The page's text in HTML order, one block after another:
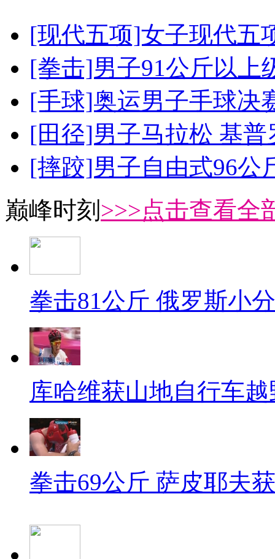
[现代五项]女子现代五
[拳击]男子91公斤以上
[手球]奥运男子手球决
[田径]男子马拉松 基
[摔跤]男子自由式96公
巅峰时刻 >>>点击查看全
拳击81公斤 俄罗斯小
库哈维获山地自行车
拳击69公斤 萨皮耶夫